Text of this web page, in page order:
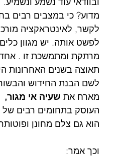
מדוע? כי במצבים רבים
לקשר, לאינטראקציה
לפשט אותה. יש מגוון
מרתקת ומתמשכת זו .
תאוצה בשנים האחרונות
לשם הבנת החידוש
מארח את שעיה אי מגור,
העוסק בתחומים רבים
הוא גם צלם מחונן
וכך אמר: